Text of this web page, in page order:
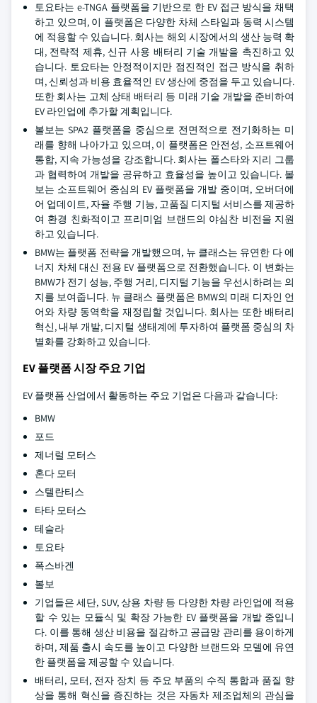
토요타는 e-TNGA 플랫폼을 기반으로 한 EV 접근 방식을 채택
하고 있으며, 이 플랫폼은 다양한 차체 스타일과 동력 시스템
에 적용할 수 있습니다. 회사는 해외 시장에서의 생산 능력 확
대, 전략적 제휴, 신규 사용 배터리 기술 개발을 촉진하고 있
습니다. 토요타는 안정적이지만 점진적인 접근 방식을 취하
며, 신뢰성과 비용 효율적인 EV 생산에 중점을 두고 있습니다.
또한 회사는 고체 상태 배터리 등 미래 기술 개발을 준비하여
EV 라인업에 추가할 계획입니다.
볼보는 SPA2 플랫폼을 중심으로 전면적으로 전기화하는 미
래를 향해 나아가고 있으며, 이 플랫폼은 안전성, 소프트웨어
통합, 지속 가능성을 강조합니다. 회사는 폴스타와 지리 그룹
과 협력하여 개발을 공유하고 효율성을 높이고 있습니다. 볼
보는 소프트웨어 중심의 EV 플랫폼을 개발 중이며, 오버더에
어 업데이트, 자율 주행 기능, 고품질 디지털 서비스를 제공하
여 환경 친화적이고 프리미엄 브랜드의 야심찬 비전을 지원
하고 있습니다.
BMW는 플랫폼 전략을 개발했으며, 뉴 클래스는 유연한 다 에
너지 차체 대신 전용 EV 플랫폼으로 전환했습니다. 이 변화는
BMW가 전기 성능, 주행 거리, 디지털 기능을 우선시하려는 의
지를 보여줍니다. 뉴 클래스 플랫폼은 BMW의 미래 디자인 언
어와 차량 동역학을 재정립할 것입니다. 회사는 또한 배터리
혁신, 내부 개발, 디지털 생태계에 투자하여 플랫폼 중심의 차
별화를 강화하고 있습니다.
EV 플랫폼 시장 주요 기업
EV 플랫폼 산업에서 활동하는 주요 기업은 다음과 같습니다:
BMW
포드
제너럴 모터스
혼다 모터
스텔란티스
타타 모터스
테슬라
토요타
폭스바겐
볼보
기업들은 세단, SUV, 상용 차량 등 다양한 차량 라인업에 적용
할 수 있는 모듈식 및 확장 가능한 EV 플랫폼을 개발 중입니
다. 이를 통해 생산 비용을 절감하고 공급망 관리를 용이하게
하며, 제품 출시 속도를 높이고 다양한 브랜드와 모델에 유연
한 플랫폼을 제공할 수 있습니다.
배터리, 모터, 전자 장치 등 주요 부품의 수직 통합과 품질 향
상을 통해 혁신을 증진하는 것은 자동차 제조업체의 관심을